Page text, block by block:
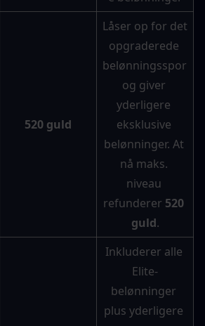
520 guld
Låser op for det
opgraderede
belønningsspor
og giver
yderligere
eksklusive
belønninger. At
nå maks.
niveau
refunderer 520
guld.
Inkluderer alle
Elite-
belønninger
plus yderligere